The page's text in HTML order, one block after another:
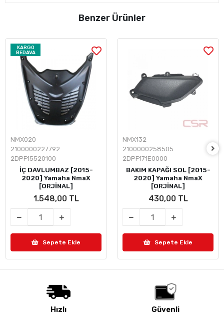
Benzer Ürünler
KARGO
BEDAVA
NMX020
2100000227792
2DPF15520100
İÇ DAVLUMBAZ [2015-
2020] Yamaha NmaX
[ORJİNAL]
1.548,00 TL
Sepete Ekle
NMX132
2100000258505
2DPF171E0000
BAKIM KAPAĞI SOL [2015-
2020] Yamaha NmaX
[ORJİNAL]
430,00 TL
Sepete Ekle
Hızlı Güvenli